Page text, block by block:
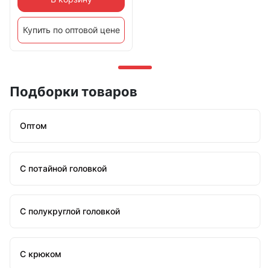
Купить по оптовой цене
Подборки товаров
Оптом
С потайной головкой
С полукруглой головкой
С крюком